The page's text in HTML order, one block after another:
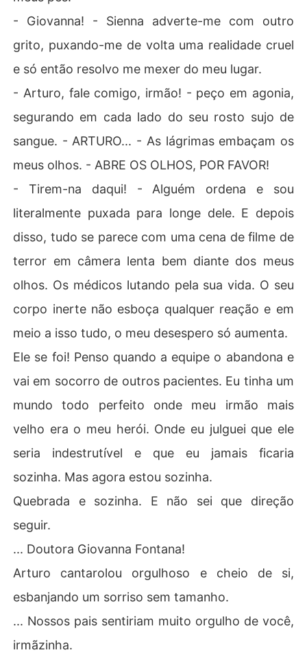
- Giovanna! - Sienna adverte-me com outro
grito, puxando-me de volta uma realidade cruel
e só então resolvo me mexer do meu lugar.
- Arturo, fale comigo, irmão! - peço em agonia,
segurando em cada lado do seu rosto sujo de
sangue. - ARTURO... - As lágrimas embaçam os
meus olhos. - ABRE OS OLHOS, POR FAVOR!
- Tirem-na daqui! - Alguém ordena e sou
literalmente puxada para longe dele. E depois
disso, tudo se parece com uma cena de filme de
terror em câmera lenta bem diante dos meus
olhos. Os médicos lutando pela sua vida. O seu
corpo inerte não esboça qualquer reação e em
meio a isso tudo, o meu desespero só aumenta.
Ele se foi! Penso quando a equipe o abandona e
vai em socorro de outros pacientes. Eu tinha um
mundo todo perfeito onde meu irmão mais
velho era o meu herói. Onde eu julguei que ele
seria indestrutível e que eu jamais ficaria
sozinha. Mas agora estou sozinha.
Quebrada e sozinha. E não sei que direção
seguir.
... Doutora Giovanna Fontana!
Arturo cantarolou orgulhoso e cheio de si,
esbanjando um sorriso sem tamanho.
... Nossos pais sentiriam muito orgulho de você,
irmãzinha.